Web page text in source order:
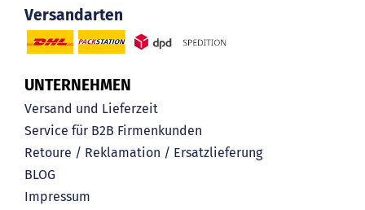
Versandarten
UNTERNEHMEN
Versand und Lieferzeit
Service für B2B Firmenkunden
Retoure / Reklamation / Ersatzlieferung
BLOG
Impressum